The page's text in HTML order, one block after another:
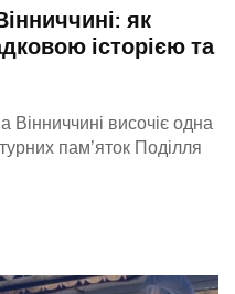
як
історією та
Вінниччині височіє одна
пам’яток Поділля